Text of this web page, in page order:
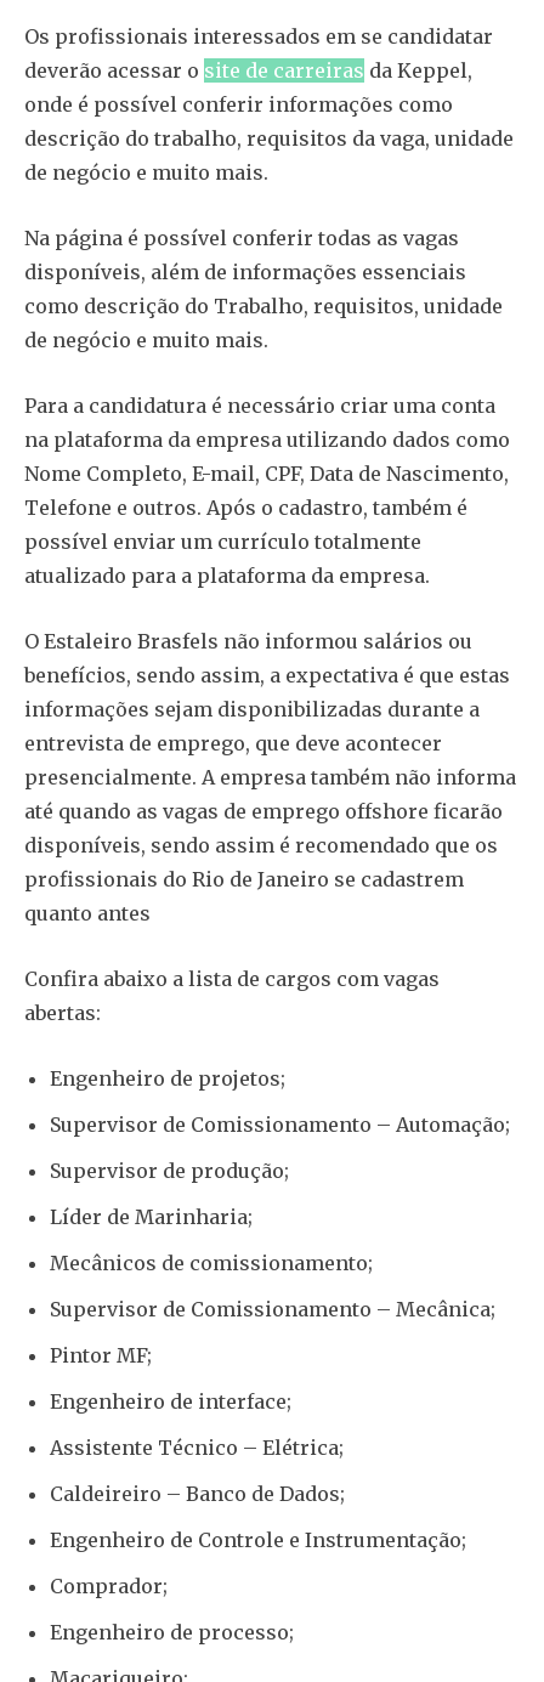
Os profissionais interessados em se candidatar
deverão acessar o site de carreiras da Keppel,
onde é possível conferir informações como
descrição do trabalho, requisitos da vaga, unidade
de negócio e muito mais.
Na página é possível conferir todas as vagas
disponíveis, além de informações essenciais
como descrição do Trabalho, requisitos, unidade
de negócio e muito mais.
Para a candidatura é necessário criar uma conta
na plataforma da empresa utilizando dados como
Nome Completo, E-mail, CPF, Data de Nascimento,
Telefone e outros. Após o cadastro, também é
possível enviar um currículo totalmente
atualizado para a plataforma da empresa.
O Estaleiro Brasfels não informou salários ou
benefícios, sendo assim, a expectativa é que estas
informações sejam disponibilizadas durante a
entrevista de emprego, que deve acontecer
presencialmente. A empresa também não informa
até quando as vagas de emprego offshore ficarão
disponíveis, sendo assim é recomendado que os
profissionais do Rio de Janeiro se cadastrem
quanto antes
Confira abaixo a lista de cargos com vagas
abertas:
Engenheiro de projetos;
Supervisor de Comissionamento – Automação;
Supervisor de produção;
Líder de Marinharia;
Mecânicos de comissionamento;
Supervisor de Comissionamento – Mecânica;
Pintor MF;
Engenheiro de interface;
Assistente Técnico – Elétrica;
Caldeireiro – Banco de Dados;
Engenheiro de Controle e Instrumentação;
Comprador;
Engenheiro de processo;